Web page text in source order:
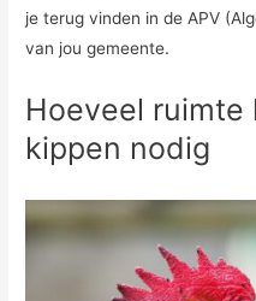
je terug vinden in de APV
van jou gemeente.
Hoeveel ruimte
kippen nodig